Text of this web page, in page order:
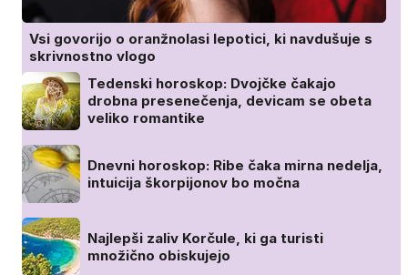
Vsi govorijo o oranžnolasi lepotici, ki navdušuje s
skrivnostno vlogo
Tedenski horoskop: Dvojčke čakajo
drobna presenečenja, devicam se obeta
veliko romantike
Dnevni horoskop: Ribe čaka mirna nedelja,
intuicija škorpijonov bo močna
Najlepši zaliv Korčule, ki ga turisti
množično obiskujejo